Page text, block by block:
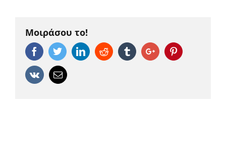
Μοιράσου το!
FacebookTwitterLinkedinReddit TumblrGoogle+Pinterest
Vk Email